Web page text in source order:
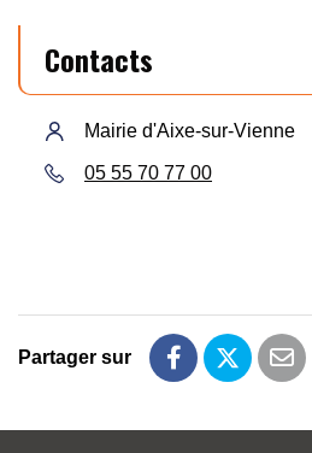
Contacts
Mairie d'Aixe-sur-Vienne
05 55 70 77 00
Partager sur
Partager sur